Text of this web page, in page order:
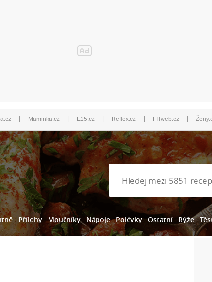
| Maminka.cz | E15.cz | Reflex.cz | FITweb.cz |
Přílohy Moučníky Nápoje Polévky Ostatní Rýže